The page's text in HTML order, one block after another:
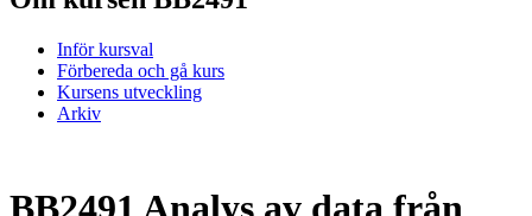
Inför kursval
Förbereda och gå kurs
Kursens utveckling
Arkiv